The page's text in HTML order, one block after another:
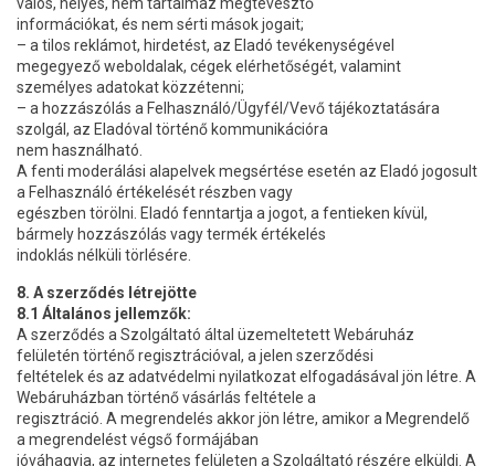
információkat, és nem sérti mások jogait;
– a tilos reklámot, hirdetést, az Eladó tevékenységével
megegyező weboldalak, cégek elérhetőségét, valamint
személyes adatokat közzétenni;
– a hozzászólás a Felhasználó/Ügyfél/Vevő tájékoztatására
szolgál, az Eladóval történő kommunikációra
nem használható.
A fenti moderálási alapelvek megsértése esetén az Eladó jogosult
a Felhasználó értékelését részben vagy
egészben törölni. Eladó fenntartja a jogot, a fentieken kívül,
bármely hozzászólás vagy termék értékelés
indoklás nélküli törlésére.
8. A szerződés létrejötte
8.1 Általános jellemzők:
A szerződés a Szolgáltató által üzemeltetett Webáruház
felületén történő regisztrációval, a jelen szerződési
feltételek és az adatvédelmi nyilatkozat elfogadásával jön létre. A
Webáruházban történő vásárlás feltétele a
regisztráció. A megrendelés akkor jön létre, amikor a Megrendelő
a megrendelést végső formájában
jóváhagyja, az internetes felületen a Szolgáltató részére elküldi. A